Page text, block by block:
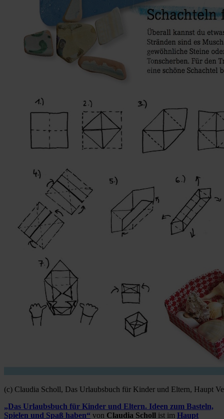
(c) Claudia Scholl, Das Urlaubsbuch für Kinder und Eltern, Haupt
„Das Urlaubsbuch für Kinder und Eltern. Ideen zum Basteln,
Spielen und Spaß haben“ von Claudia Scholl ist im Haupt